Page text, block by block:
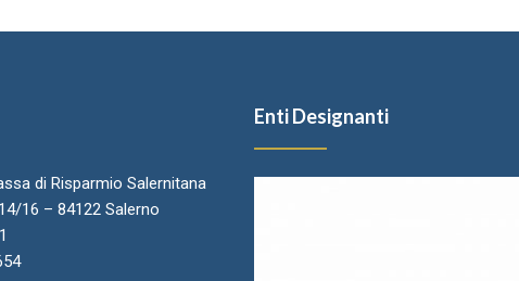
di Risparmio Salernitana
16 – 84122 Salerno
Enti Designanti